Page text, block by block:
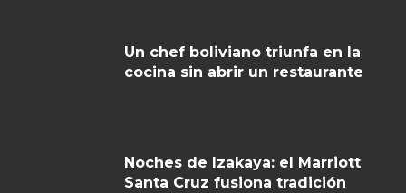
Un chef boliviano triunfa en la
cocina sin abrir un restaurante
Noches de Izakaya: el Marriott
Santa Cruz fusiona tradición